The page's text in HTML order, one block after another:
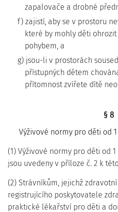
zapalovače a drobné
f) zajistí, aby se v prostoru
které by mohly děti
pohybem, a
g) jsou-li v prostorách
přístupných dětem
přítomnost zvířete dítě
§ 8
Výživové normy pro děti od
(1) Výživové normy pro děti od
jsou uvedeny v příloze č. 2 k
(2) Strávníkům, jejichž
registrujícího poskytovatele
praktické lékařství pro děti a